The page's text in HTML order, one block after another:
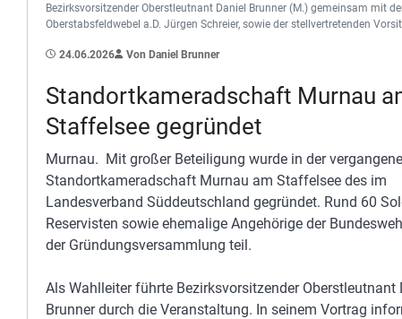
Menü öffnen
Bezirksvorsitzender Oberstleutnant Daniel Brunner (M.) gemeinsam mit
Oberstabsfeldwebel a.D. Jürgen Schreier, sowie der stellvertretenden
24.06.2026 Von Daniel Brunner
Standortkameradschaft Murnau
Staffelsee gegründet
Murnau. Mit großer Beteiligung wurde in der
Standortkameradschaft Murnau am Staffelsee des im
Landesverband Süddeutschland gegründet. Rund 60
Reservisten sowie ehemalige Angehörige der
der Gründungsversammlung teil.
Als Wahlleiter führte Bezirksvorsitzender Oberstleutnant
Brunner durch die Veranstaltung. In seinem Vortrag